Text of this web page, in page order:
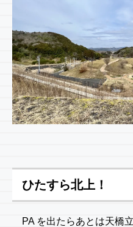
ひたすら北上！
PA を出たらあとは天橋